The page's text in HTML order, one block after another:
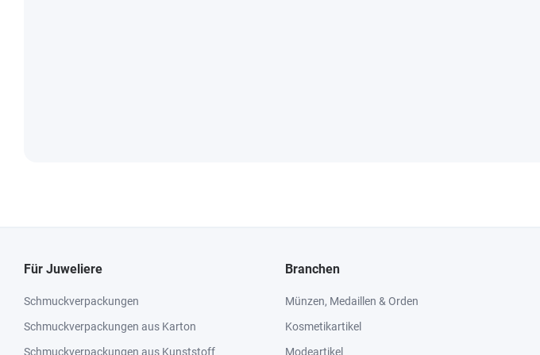
Für Juweliere
Schmuckverpackungen
Schmuckverpackungen aus Karton
Schmuckverpackungen aus Kunststoff
Branchen
Münzen, Medaillen & Orden
Kosmetikartikel
Modeartikel